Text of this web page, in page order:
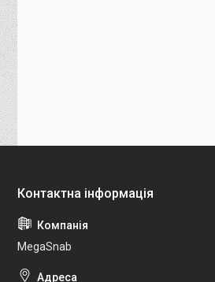
MegaSnab